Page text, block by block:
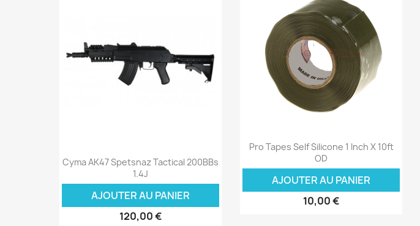
Aperçu rapide
Cyma AK47 Spetsnaz Tactical 200BBs
1.4J
AJOUTER AU PANIER
120,00 €
Aperçu rapide
Pro Tapes Self Silicone 1 Inch X 10ft
OD
AJOUTER AU PANIER
10,00 €